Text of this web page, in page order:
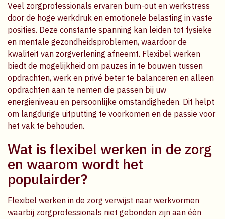
Veel zorgprofessionals ervaren burn-out en werkstress
door de hoge werkdruk en emotionele belasting in vaste
posities. Deze constante spanning kan leiden tot fysieke
en mentale gezondheidsproblemen, waardoor de
kwaliteit van zorgverlening afneemt. Flexibel werken
biedt de mogelijkheid om pauzes in te bouwen tussen
opdrachten, werk en privé beter te balanceren en alleen
opdrachten aan te nemen die passen bij uw
energieniveau en persoonlijke omstandigheden. Dit helpt
om langdurige uitputting te voorkomen en de passie voor
het vak te behouden.
Wat is flexibel werken in de zorg
en waarom wordt het
populairder?
Flexibel werken in de zorg verwijst naar werkvormen
waarbij zorgprofessionals niet gebonden zijn aan één